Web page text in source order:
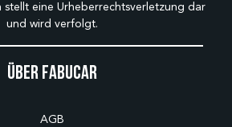
Über Fabucar
AGB
stellt eine Urheberrechtsverletzung dar
und wird verfolgt.